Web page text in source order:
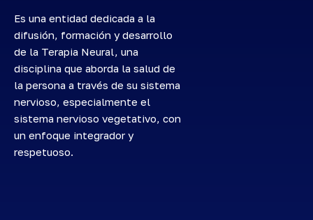
Es una entidad dedicada a la
difusión, formación y desarrollo
de la Terapia Neural, una
disciplina que aborda la salud de
la persona a través de su sistema
nervioso, especialmente el
sistema nervioso vegetativo, con
un enfoque integrador y
respetuoso.